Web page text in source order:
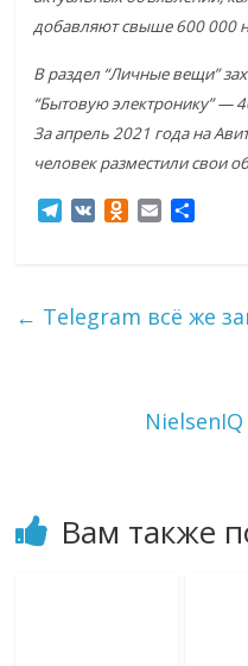
добавляют свыше 600 000
В раздел “Личные вещи”
“Бытовую электронику” —
За апрель 2021 года на
человек разместили свои
T
g
r
V
O
l
E
в
← Telegram всё же
Вам также